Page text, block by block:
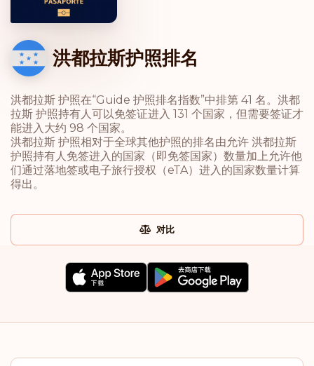
洪都拉斯护照排名
洪都拉斯 护照在“Guide 护照排名指数”中排第 41 名。洪都
拉斯 护照持有人可以免签证进入 131 个国家，但需要签证才
能进入大约 98 个国家。
洪都拉斯 护照相对于全球其他护照的排名由允许 洪都拉斯
护照持有人免签进入的国家（即免签国家）数量加上允许他
们通过落地签或电子旅行授权（eTA）进入的国家数量计算
得出。
对比